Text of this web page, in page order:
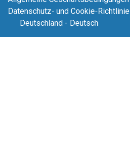
Datenschutz- und Cookie-Richtlinie
Deutschland - Deutsch